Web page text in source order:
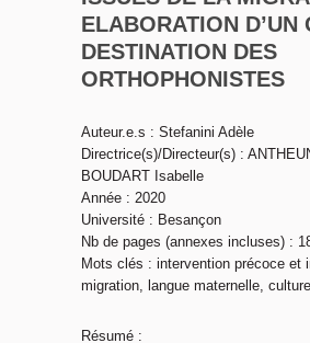
ELABORATION D’UN
DESTINATION DES
ORTHOPHONISTES
Auteur.e.s : Stefanini Adèle
Directrice(s)/Directeur(s) :
BOUDART Isabelle
Année : 2020
Université : Besançon
Nb de pages (annexes incluses) :
Mots clés : intervention précoce et
migration, langue maternelle, culture
Résumé :